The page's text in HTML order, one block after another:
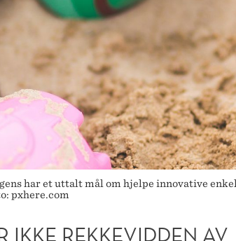
har et uttalt mål om hjelpe innovative
pxhere.com
IKKE REKKEVIDDEN AV